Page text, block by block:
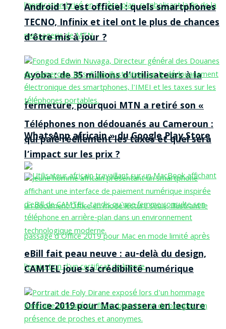
Ayoba : de 35 millions d’utilisateurs à la
fermeture, pourquoi MTN a retiré son «
WhatsApp africain » du Google Play Store
Office 2019 pour Mac passera en lecture
Android 17 est officiel : quels smartphones
TECNO, Infinix et itel ont le plus de chances
d’être mis à jour ?
Téléphones non dédouanés au Cameroun :
qui paie réellement les taxes et quel sera
l’impact sur les prix ?
eBill fait peau neuve : au-delà du design,
CAMTEL joue sa crédibilité numérique